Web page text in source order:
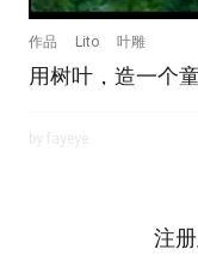
作品 Lito 叶雕
用树叶，造一个
注